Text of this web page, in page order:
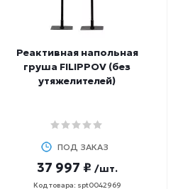
Реактивная напольная
груша FILIPPOV (без
утяжелителей)
ПОД ЗАКАЗ
37 997 ₽ /шт.
Код товара: spt0042969